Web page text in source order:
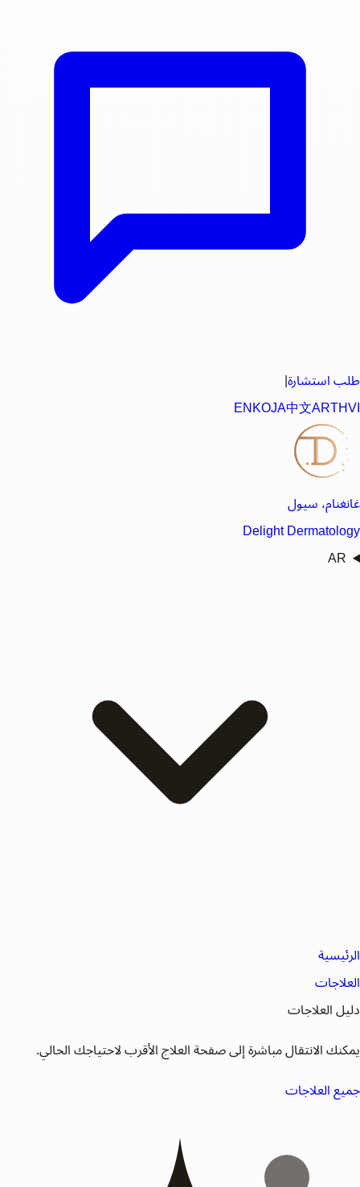
طلب استشارة|
ENKOJA中文ARTHVI
غانغنام، سيول
Delight Dermatology
AR
الرئيسية
العلاجات
دليل العلاجات
يمكنك الانتقال مباشرة إلى صفحة العلاج الأقرب لاحتياجك الحالي.
جميع العلاجات